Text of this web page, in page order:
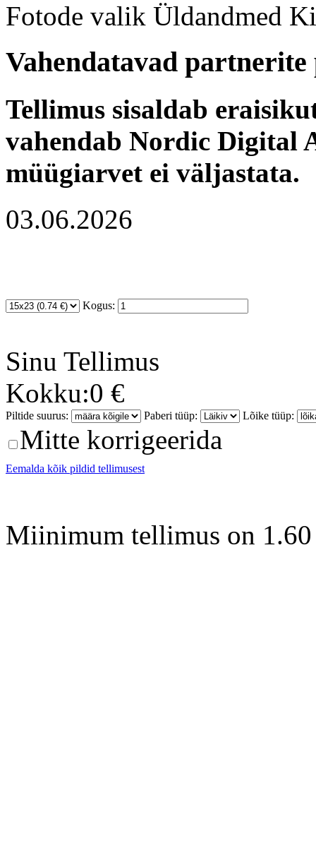
Fotode valik Üldandmed
Vahendatavad
Tellimus sisaldab
vahendab Nordic Digital
müügiarvet ei väljastata.
03.06.2026
Kogus:
Sinu Tellimus
Kokku:0 €
Piltide suurus: Paberi tüüp: Lõike tüüp:
Mitte korrigeerida
Eemalda kõik pildid tellimusest
Miinimum tellimus on